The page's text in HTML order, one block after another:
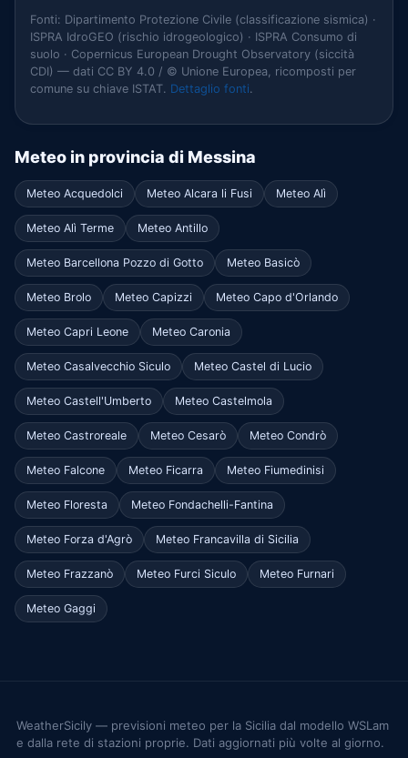
Fonti: Dipartimento Protezione Civile (classificazione sismica) ·
ISPRA IdroGEO (rischio idrogeologico) · ISPRA Consumo di
suolo · Copernicus European Drought Observatory (siccità
CDI) — dati CC BY 4.0 / © Unione Europea, ricomposti per
comune su chiave ISTAT. Dettaglio fonti.
Meteo in provincia di Messina
Meteo Acquedolci Meteo Alcara li Fusi Meteo Alì
Meteo Alì Terme Meteo Antillo
Meteo Barcellona Pozzo di Gotto Meteo Basicò
Meteo Brolo Meteo Capizzi Meteo Capo d'Orlando
Meteo Capri Leone Meteo Caronia
Meteo Casalvecchio Siculo Meteo Castel di Lucio
Meteo Castell'Umberto Meteo Castelmola
Meteo Castroreale Meteo Cesarò Meteo Condrò
Meteo Falcone Meteo Ficarra Meteo Fiumedinisi
Meteo Floresta Meteo Fondachelli-Fantina
Meteo Forza d'Agrò Meteo Francavilla di Sicilia
Meteo Frazzanò Meteo Furci Siculo Meteo Furnari
Meteo Gaggi
WeatherSicily — previsioni meteo per la Sicilia dal modello WSLam
e dalla rete di stazioni proprie. Dati aggiornati più volte al giorno.